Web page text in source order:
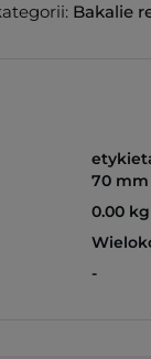
Bakalie
70 mm
0.00 kg
-